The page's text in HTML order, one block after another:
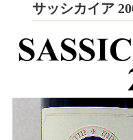
サッシカイア